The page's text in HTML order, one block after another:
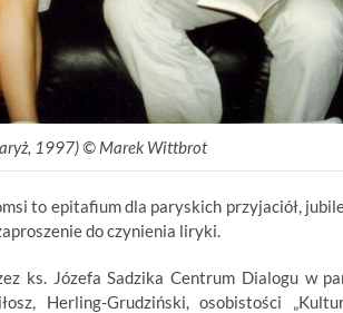
1997) © Marek Wittbrot
to epitafium dla paryskich przyjaciół,
do czynienia liryki.
ks. Józefa Sadzika Centrum Dialogu w
Herling-Grudziński, osobistości